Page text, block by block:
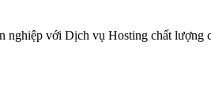
với Dịch vụ Hosting chất lượng